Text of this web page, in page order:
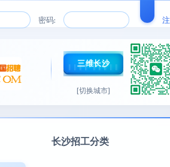
密码:
三维长沙
[切换城市]
长沙招工分类